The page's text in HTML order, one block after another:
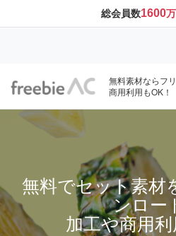
総会員数1600
無料素材ならフ
商用利用もOK！
無料でセット素材
ンロー
加工や商用